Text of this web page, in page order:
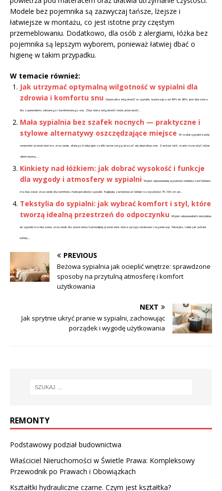
Modele bez pojemnika są zazwyczaj tańsze, lżejsze i
łatwiejsze w montażu, co jest istotne przy częstym
przemeblowaniu. Dodatkowo, dla osób z alergiami, łóżka bez
pojemnika są lepszym wyborem, ponieważ łatwiej dbać o
higienę w takim przypadku.
W temacie również:
Jak utrzymać optymalną wilgotność w sypialni dla
zdrowia i komfortu snu
Optymalna wilgotność w sypialni, wynosząca od 40% do 60%, jest kluczowa
dla zapewnienia zdrowego i komfortowego snu. Zbyt niska wilgotność może prowadzić...
Mała sypialnia bez szafek nocnych — praktyczne i
stylowe alternatywy oszczędzające miejsce
W małej sypialni każdy
centymetr przestrzeni ma znaczenie, dlatego tradycyjne szafki nocne mogą okazać się niepraktyczne. Zamiast nich, warto rozważyć różne
alternatywy,...
Kinkiety nad łóżkiem: jak dobrać wysokość i funkcje
dla wygody i atmosfery w sypialni
Wybór odpowiedniej wysokości kinkietu nad łóżkiem
ma kluczowe znaczenie dla komfortu i funkcjonalności sypialni. Najlepiej zamontować kinkiet na wysokości 75–100 cm od...
Tekstylia do sypialni: jak wybrać komfort i styl, które
tworzą idealną przestrzeń do odpoczynku
Wybór odpowiednich tekstyliów
do sypialni ma kluczowe znaczenie dla stworzenia harmonijnej przestrzeni, która sprzyja relaksowi i regeneracji. Tekstylia, takie jak pościel,
kołdry...
PREVIOUS
Beżowa sypialnia jak ocieplić wnętrze: sprawdzone
sposoby na przytulną atmosferę i komfort
użytkowania
NEXT
Jak sprytnie ukryć pranie w sypialni, zachowując
porządek i wygodę użytkowania
REMONTY
Podstawowy podział budownictwa
Właściciel Nieruchomości w Świetle Prawa: Kompleksowy
Przewodnik po Prawach i Obowiązkach
Kształtki hydrauliczne czarne. Czym jest kształtka?